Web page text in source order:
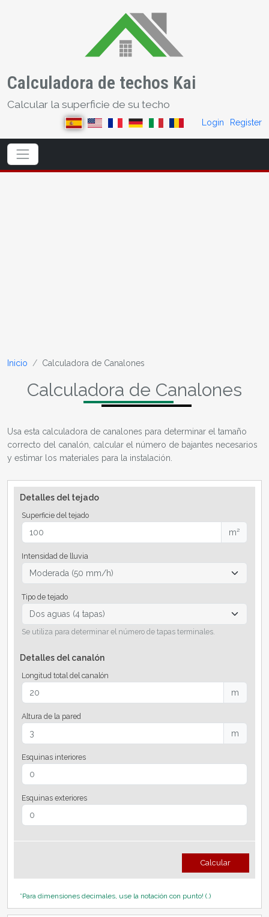
Calculadora de techos Kai
Calcular la superficie de su techo
Login Register
Inicio Calculadora de Canalones
Calculadora de Canalones
Usa esta calculadora de canalones para determinar el tamaño
correcto del canalón, calcular el número de bajantes necesarios
y estimar los materiales para la instalación.
Detalles del tejado
Superficie del tejado
m²
Intensidad de lluvia
Tipo de tejado
Se utiliza para determinar el número de tapas terminales.
Detalles del canalón
Longitud total del canalón
m
Altura de la pared
m
Esquinas interiores
Esquinas exteriores
Calcular
*Para dimensiones decimales, use la notación con punto! (.)